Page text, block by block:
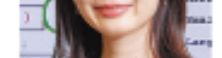
Japanese